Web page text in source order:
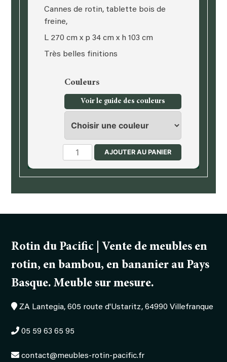
Cannes de rotin, tablette bois de
freine,
L 270 cm x p 34 cm x h 103 cm
Très belles finitions
Couleurs
Voir le guide des couleurs
quantité
de
cm
AJOUTER AU PANIER
Rotin du Pacific | Vente de meubles en
rotin, en bambou, en bananier au Pays
Basque. Meuble sur mesure.
ZA Lantegia, 605 route d'Ustaritz, 64990 Villefranque
05 59 63 65 95
contact@meubles-rotin-pacific.fr